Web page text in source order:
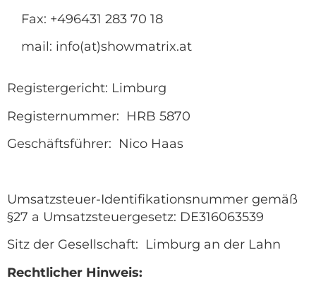
Fax: +496431 283 70 18
mail: info(at)showmatrix.at
Registergericht: Limburg
Registernummer: HRB 5870​
Geschäftsführer: Nico Haas
Umsatzsteuer-Identifikationsnummer gemäß
§27 a Umsatzsteuergesetz: DE316063539
Sitz der Gesellschaft: Limburg an der Lahn
Rechtlicher Hinweis: